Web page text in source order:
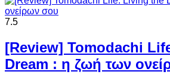
7.5
[Review] Tomodachi
Dream : η ζωή των